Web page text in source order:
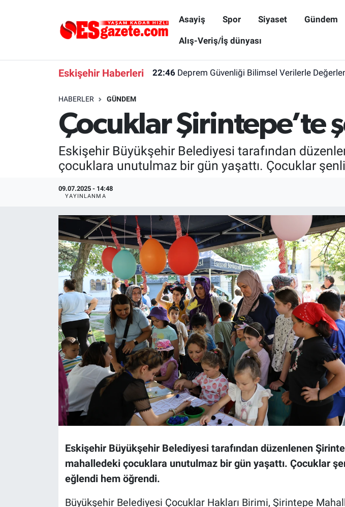
Asayiş Spor Siyaset Gündem
Alış-Veriş/İş dünyası
Eskişehir Haberleri 22:46 Deprem Güvenliği Bilimsel Verilerle
HABERLER GÜNDEM
Çocuklar Şirintepe’te
Eskişehir Büyükşehir Belediyesi tarafından
çocuklara unutulmaz bir gün yaşattı. Çocuklar
09.07.2025 - 14:48
YAYINLANMA
Eskişehir Büyükşehir Belediyesi tarafından düzenlenen
mahalledeki çocuklara unutulmaz bir gün yaşattı. Çocuklar
eğlendi hem öğrendi.
Büyükşehir Belediyesi Çocuklar Hakları Birimi, Şirintepe
Gündem
Alış-Veriş/İş dünyası
Eskişehirspor Arşivi
Röportaj
Ekonomi
Kültür Sanat
Politika
Kütahya
Magazin
Bilim ve Teknoloji
Eskişehir Nöbetçi Eczaneler
Süper Lig Puan Durumu ve Fikstür
Son Dakika Haberleri
Haber Arşivi